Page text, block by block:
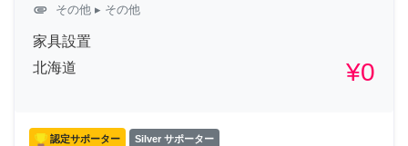
attachment その他 ▸ その他
家具設置
北海道
¥0
認定サポーター Silver サポーター